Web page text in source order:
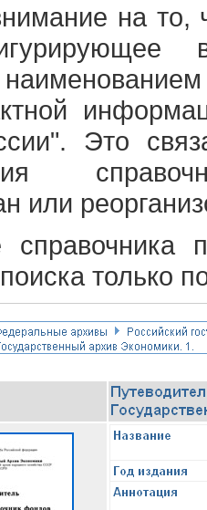
на то,
Это
или
справочника
только